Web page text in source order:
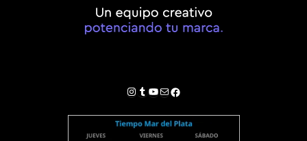
Instagram
Tumblr
YouTube
Correo electrónico
Facebook